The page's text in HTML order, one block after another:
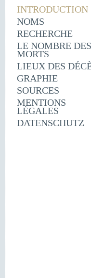
INTRODUCTION
NOMS
RECHERCHE
LE NOMBRE DES
MORTS
LIEUX DES
GRAPHIE
SOURCES
MENTIONS
LÉGALES
DATENSCHUTZ